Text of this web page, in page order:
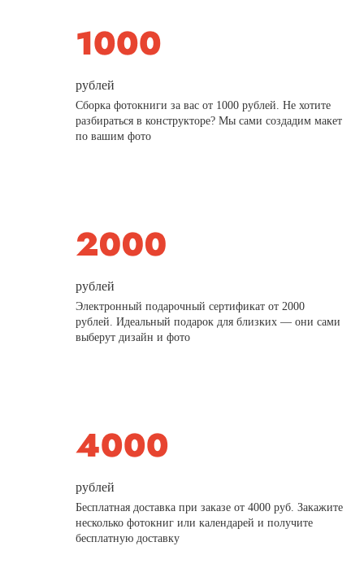
рублей
Сборка фотокниги за вас от 1000 рублей. Не хотите
разбираться в конструкторе? Мы сами создадим макет
по вашим фото
рублей
Электронный подарочный сертификат от 2000
рублей. Идеальный подарок для близких — они сами
выберут дизайн и фото
рублей
Бесплатная доставка при заказе от 4000 руб. Закажите
несколько фотокниг или календарей и получите
бесплатную доставку